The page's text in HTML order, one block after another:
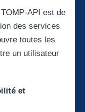
API est de
des services
toutes les
un utilisateur
et